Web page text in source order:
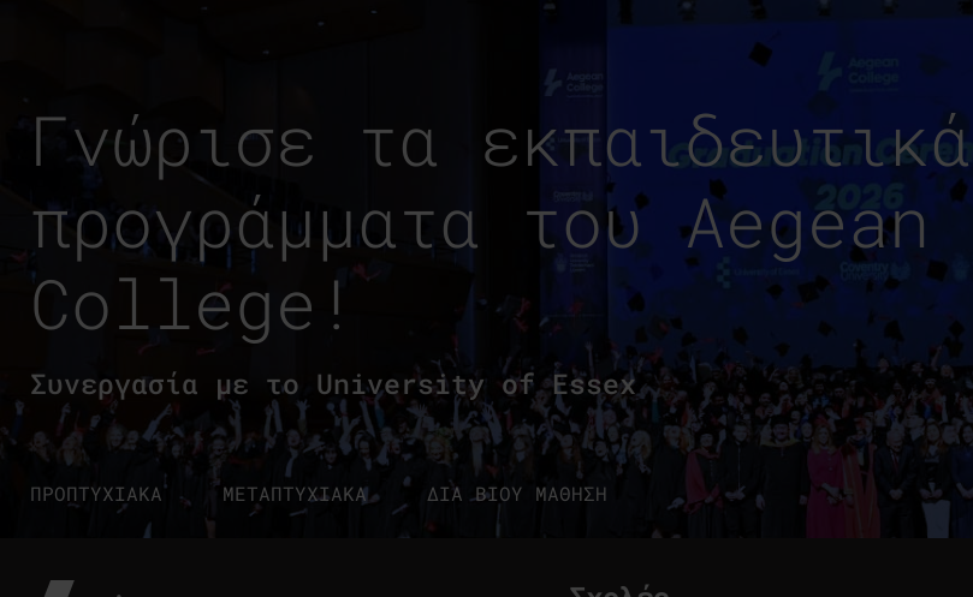
Γνώρισε τα εκπαιδευτικά
προγράμματα του Aegean
College!
Συνεργασία με το University of Essex
ΠΡΟΠΤΥΧΙΑΚΑ ΜΕΤΑΠΤΥΧΙΑΚΑ ΔΙΑ ΒΙΟΥ ΜΑΘΗΣΗ